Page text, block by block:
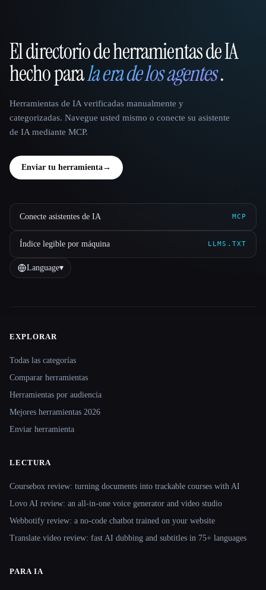
That AI Collection
El directorio de herramientas de IA
hecho parala era de los agentes.
Herramientas de IA verificadas manualmente y
categorizadas. Navegue usted mismo o conecte su asistente
de IA mediante MCP.
Enviar tu herramienta→
Conecte asistentes de IA MCP
Índice legible por máquina LLMS.TXT
Language▾
Site navigation
EXPLORAR
Todas las categorías
Comparar herramientas
Herramientas por audiencia
Mejores herramientas 2026
Enviar herramienta
LECTURA
Coursebox review: turning documents into trackable courses with AI
Lovo AI review: an all-in-one voice generator and video studio
Webbotify review: a no-code chatbot trained on your website
Translate.video review: fast AI dubbing and subtitles in 75+ languages
PARA IA